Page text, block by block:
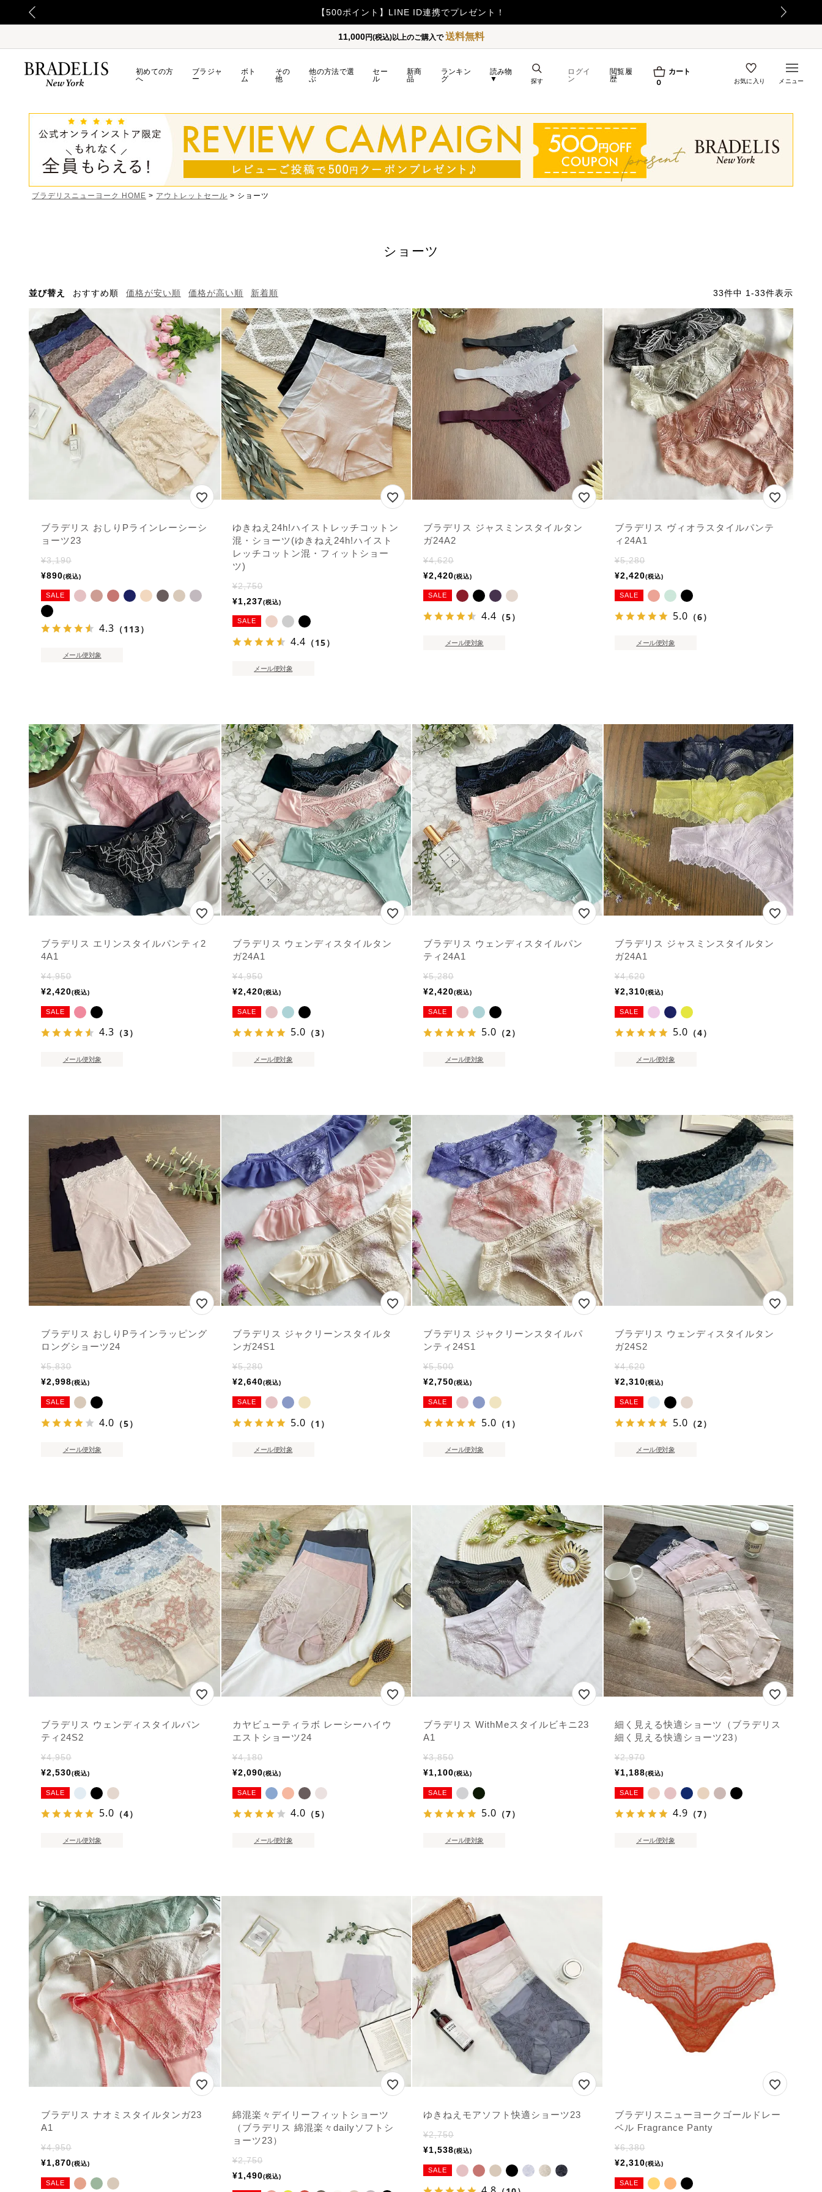
【重要】令和8年熊本地震の影響によるお荷物のお届け遅延について
11,000円(税込)以上のご購入で送料無料
初めての方
へ
ブラジャ
ー
ボト
ム
その
他
他の方法で選
ぶ
セー
ル
新商
品
ランキン
グ
読み物
▼
ログイ
ン
閲覧履
歴
カート
0
探す お気に入り メニュー
ブラデリスニューヨーク HOME アウトレットセール ショーツ
ショーツ
並び替え おすすめ順 価格が安い順 価格が高い順 新着順 33件中 1 -33件表示
ブラデリス おしりPラインレーシーシ
ョーツ23
¥3,190
¥890 税込
SALE
4.3 （113）
メール便対象
ゆきねえ24h!ハイストレッチコットン
混・ショーツ(ゆきねえ24h!ハイスト
レッチコットン混・フィットショー
ツ)
¥2,750
¥1,237 税込
SALE
4.4 （15）
メール便対象
ブラデリス ジャスミンスタイルタン
ガ24A2
¥4,620
¥2,420 税込
SALE
4.4 （5）
メール便対象
ブラデリス ヴィオラスタイルパンテ
ィ24A1
¥5,280
¥2,420 税込
SALE
5.0 （6）
メール便対象
ブラデリス エリンスタイルパンティ2
4A1
¥4,950
¥2,420 税込
SALE
4.3 （3）
メール便対象
ブラデリス ウェンディスタイルタン
ガ24A1
¥4,950
¥2,420 税込
SALE
5.0 （3）
メール便対象
ブラデリス ウェンディスタイルパン
ティ24A1
¥5,280
¥2,420 税込
SALE
5.0 （2）
メール便対象
ブラデリス ジャスミンスタイルタン
ガ24A1
¥4,620
¥2,310 税込
SALE
5.0 （4）
メール便対象
ブラデリス おしりPラインラッピング
ロングショーツ24
¥5,830
¥2,998 税込
SALE
4.0 （5）
メール便対象
ブラデリス ジャクリーンスタイルタ
ンガ24S1
¥5,280
¥2,640 税込
SALE
5.0 （1）
メール便対象
ブラデリス ジャクリーンスタイルパ
ンティ24S1
¥5,500
¥2,750 税込
SALE
5.0 （1）
メール便対象
ブラデリス ウェンディスタイルタン
ガ24S2
¥4,620
¥2,310 税込
SALE
5.0 （2）
メール便対象
ブラデリス ウェンディスタイルパン
ティ24S2
¥4,950
¥2,530 税込
SALE
5.0 （4）
メール便対象
カヤビューティラボ レーシーハイウ
エストショーツ24
¥4,180
¥2,090 税込
SALE
4.0 （5）
メール便対象
ブラデリス WithMeスタイルビキニ23
A1
¥3,850
¥1,100 税込
SALE
5.0 （7）
メール便対象
細く見える快適ショーツ（ブラデリス
細く見える快適ショーツ23）
¥2,970
¥1,188 税込
SALE
4.9 （7）
メール便対象
ブラデリス ナオミスタイルタンガ23
A1
¥4,950
¥1,870 税込
SALE
綿混楽々デイリーフィットショーツ
（ブラデリス 綿混楽々dailyソフトシ
ョーツ23）
¥2,750
¥1,490 税込
ゆきねえモアソフト快適ショーツ23
¥2,750
¥1,538 税込
SALE
ブラデリスニューヨークゴールドレー
ベル Fragrance Panty
¥6,380
¥2,310 税込
SALE